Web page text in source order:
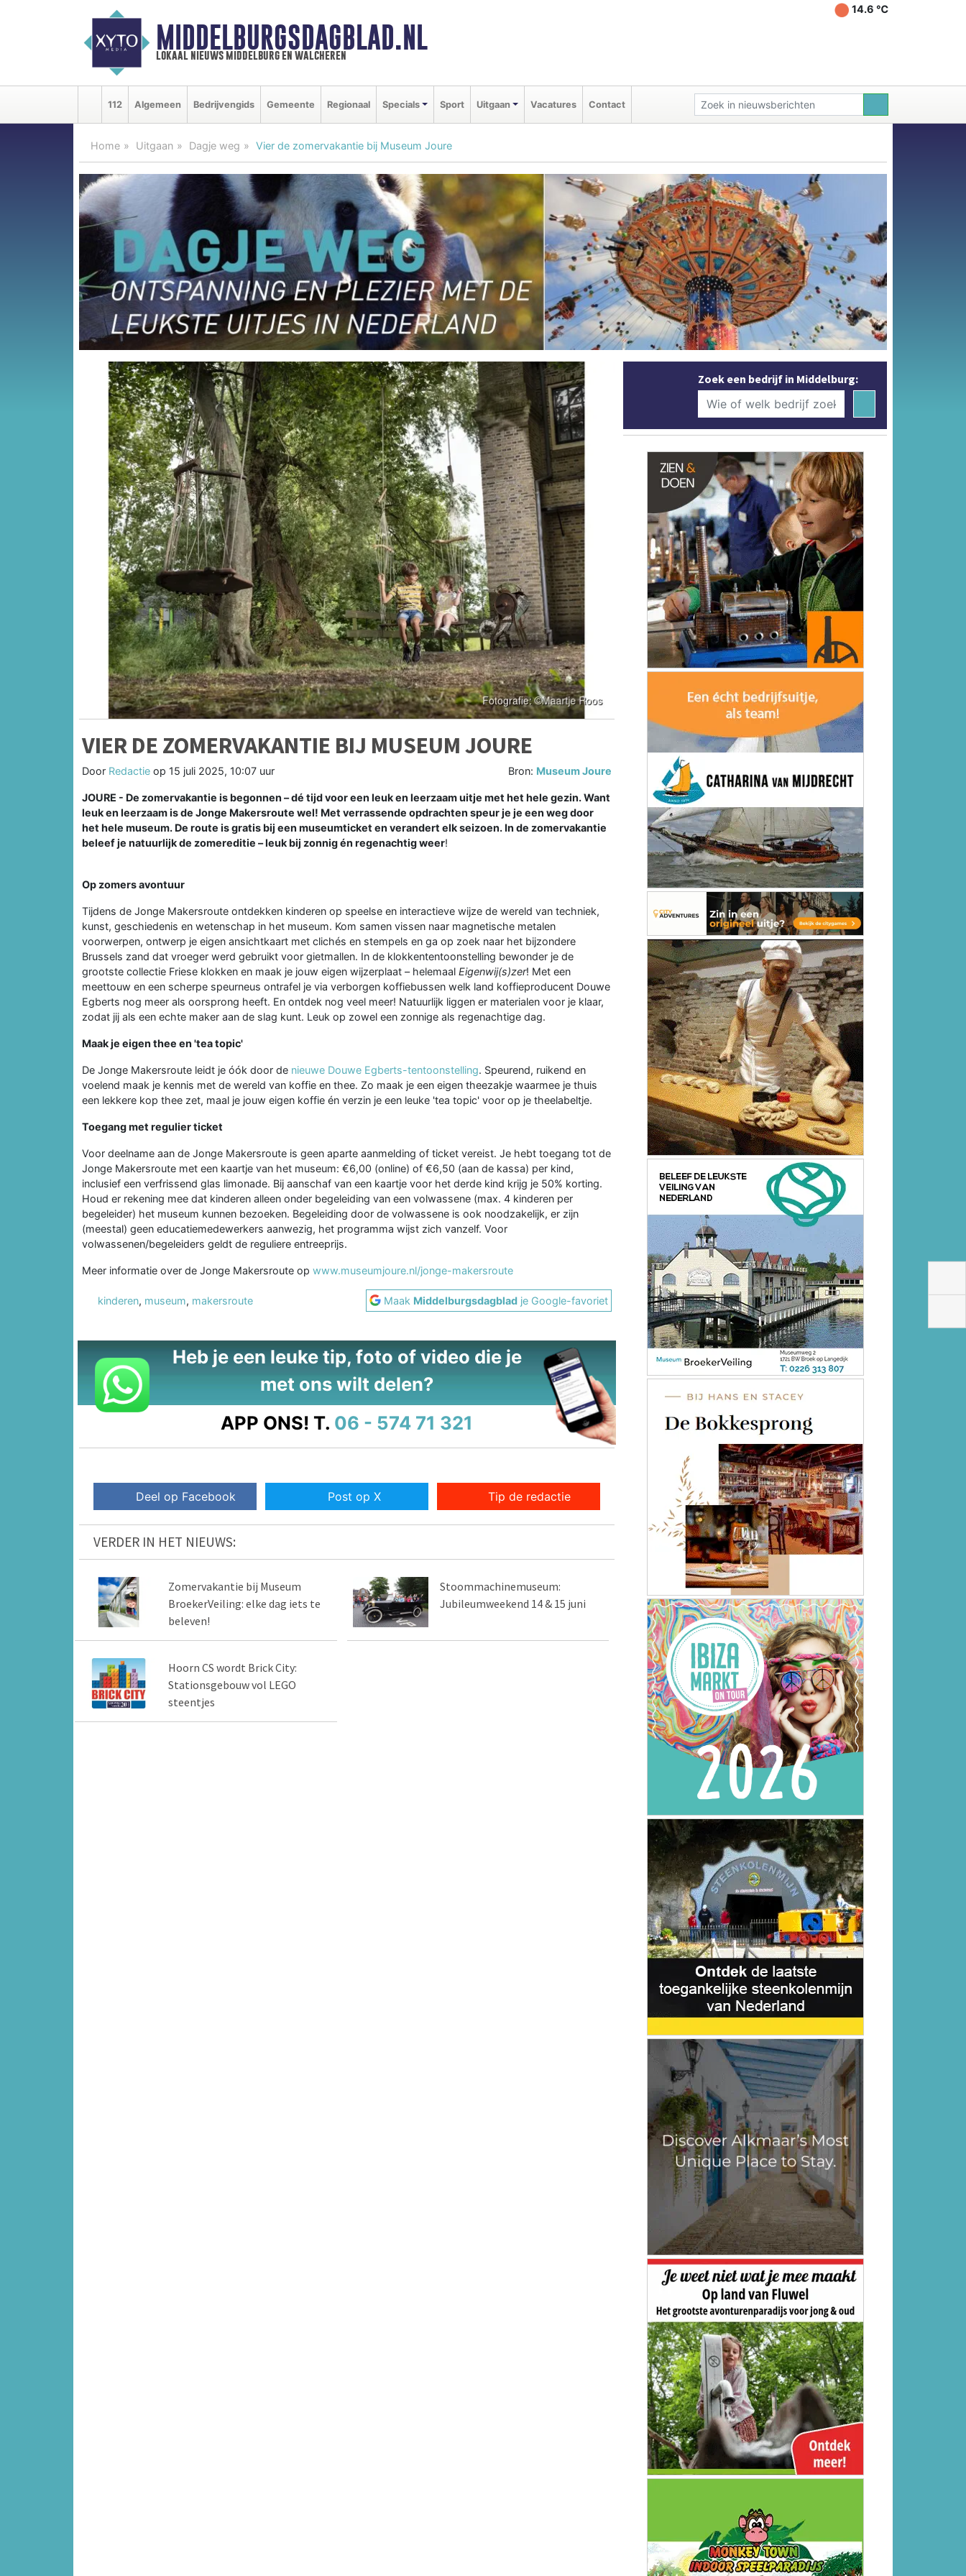
MIDDELBURGSDAGBLAD.NL
lokaal nieuws middelburg en walcheren
14.6 ℃
112 Algemeen Bedrijvengids Gemeente Regionaal Specials Sport Uitgaan Vacatures Contact
Home Uitgaan Dagje weg Vier de zomervakantie bij Museum Joure
VIER DE ZOMERVAKANTIE BIJ MUSEUM JOURE
Door Redactie op 15 juli 2025, 10:07 uur Bron: Museum Joure
JOURE - De zomervakantie is begonnen – dé tijd voor een leuk en leerzaam uitje met het hele gezin. Want
leuk en leerzaam is de Jonge Makersroute wel! Met verrassende opdrachten speur je je een weg door
het hele museum. De route is gratis bij een museumticket en verandert elk seizoen. In de zomervakantie
beleef je natuurlijk de zomereditie – leuk bij zonnig én regenachtig weer!
Op zomers avontuur
Tijdens de Jonge Makersroute ontdekken kinderen op speelse en interactieve wijze de wereld van techniek,
kunst, geschiedenis en wetenschap in het museum. Kom samen vissen naar magnetische metalen
voorwerpen, ontwerp je eigen ansichtkaart met clichés en stempels en ga op zoek naar het bijzondere
Brussels zand dat vroeger werd gebruikt voor gietmallen. In de klokkententoonstelling bewonder je de
grootste collectie Friese klokken en maak je jouw eigen wijzerplaat – helemaal Eigenwij(s)zer! Met een
meettouw en een scherpe speurneus ontrafel je via verborgen koffiebussen welk land koffieproducent Douwe
Egberts nog meer als oorsprong heeft. En ontdek nog veel meer! Natuurlijk liggen er materialen voor je klaar,
zodat jij als een echte maker aan de slag kunt. Leuk op zowel een zonnige als regenachtige dag.
Maak je eigen thee en 'tea topic'
De Jonge Makersroute leidt je óók door de nieuwe Douwe Egberts-tentoonstelling. Speurend, ruikend en
voelend maak je kennis met de wereld van koffie en thee. Zo maak je een eigen theezakje waarmee je thuis
een lekkere kop thee zet, maal je jouw eigen koffie én verzin je een leuke 'tea topic' voor op je theelabeltje.
Toegang met regulier ticket
Voor deelname aan de Jonge Makersroute is geen aparte aanmelding of ticket vereist. Je hebt toegang tot de
Jonge Makersroute met een kaartje van het museum: €6,00 (online) of €6,50 (aan de kassa) per kind,
inclusief een verfrissend glas limonade. Bij aanschaf van een kaartje voor het derde kind krijg je 50% korting.
Houd er rekening mee dat kinderen alleen onder begeleiding van een volwassene (max. 4 kinderen per
begeleider) het museum kunnen bezoeken. Begeleiding door de volwassene is ook noodzakelijk, er zijn
(meestal) geen educatiemedewerkers aanwezig, het programma wijst zich vanzelf. Voor
volwassenen/begeleiders geldt de reguliere entreeprijs.
Meer informatie over de Jonge Makersroute op www.museumjoure.nl/jonge-makersroute
kinderen, museum, makersroute Maak Middelburgsdagblad je Google-favoriet
Heb je een leuke tip, foto of video die je
met ons wilt delen?
APP ONS! T. 06 - 574 71 321
Deel op Facebook Post op X Tip de redactie
VERDER IN HET NIEUWS:
Zomervakantie bij Museum
BroekerVeiling: elke dag iets te
beleven!
Stoommachinemuseum:
Jubileumweekend 14 & 15 juni
Hoorn CS wordt Brick City:
Stationsgebouw vol LEGO
steentjes
Zoek een bedrijf in Middelburg: